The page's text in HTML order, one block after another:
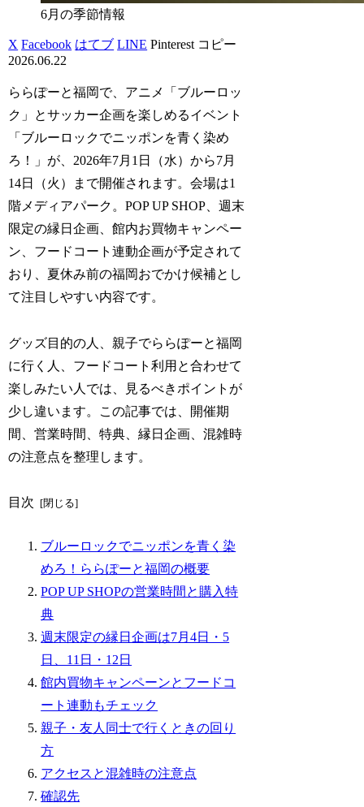
6月の季節情報
X Facebook はてブ LINE Pinterest コピー
2026.06.22
ららぽーと福岡で、アニメ「ブルーロッ
ク」とサッカー企画を楽しめるイベント
「ブルーロックでニッポンを青く染め
ろ！」が、2026年7月1日（水）から7月
14日（火）まで開催されます。会場は1
階メディアパーク。POP UP SHOP、週末
限定の縁日企画、館内お買物キャンペー
ン、フードコート連動企画が予定されて
おり、夏休み前の福岡おでかけ候補とし
て注目しやすい内容です。
グッズ目的の人、親子でららぽーと福岡
に行く人、フードコート利用と合わせて
楽しみたい人では、見るべきポイントが
少し違います。この記事では、開催期
間、営業時間、特典、縁日企画、混雑時
の注意点を整理します。
目次
ブルーロックでニッポンを青く染
めろ！ららぽーと福岡の概要
POP UP SHOPの営業時間と購入特
典
週末限定の縁日企画は7月4日・5
日、11日・12日
館内買物キャンペーンとフードコ
ート連動もチェック
親子・友人同士で行くときの回り
方
アクセスと混雑時の注意点
確認先